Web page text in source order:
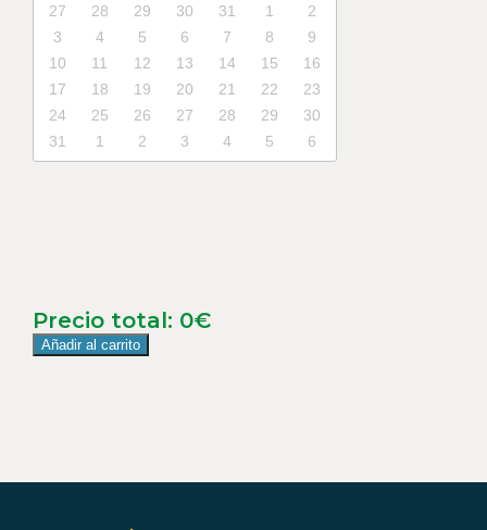
27
28 29 30 31 1
2
3
4 5 6 7 8
9
10
11 12 13 14 15
16
17
18 19 20 21 22
23
24
25 26 27 28 29
30
31
1 2 3 4 5 6
Precio total: 0€
Añadir al carrito